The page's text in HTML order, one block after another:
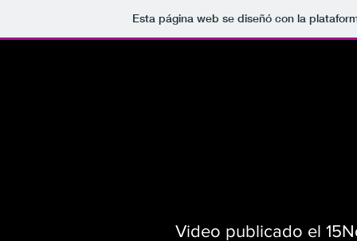
Esta página web se diseñó con la
Video publicado el